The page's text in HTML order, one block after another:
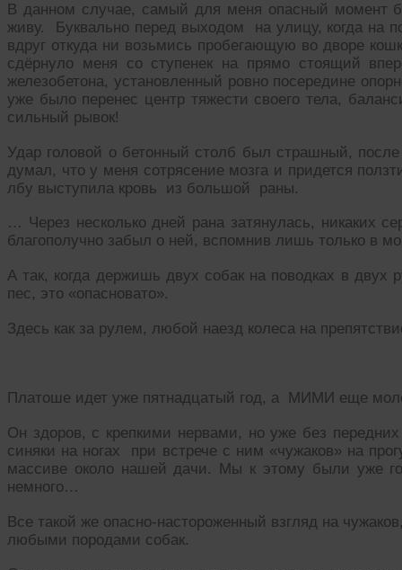
В данном случае, самый для меня опасный момент
живу. Буквально перед выходом на улицу, когда на
вдруг откуда ни возьмись пробегающую во дворе
сдёрнуло меня со ступенек на прямо стоящий
железобетона, установленный ровно посередине
уже было перенес центр тяжести своего тела,
сильный рывок!
Удар головой о бетонный столб был страшный,
думал, что у меня сотрясение мозга и придется
лбу выступила кровь из большой раны.
… Через несколько дней рана затянулась, никаких
благополучно забыл о ней, вспомнив лишь только в
А так, когда держишь двух собак на поводках в двух
пес, это «опасновато».
Здесь как за рулем, любой наезд колеса на
Платоше идет уже пятнадцатый год, а МИМИ еще
Он здоров, с крепкими нервами, но уже без
синяки на ногах при встрече с ним «чужаков» на
массиве около нашей дачи. Мы к этому были уже
немного…
Все такой же опасно-настороженный взгляд на
любыми породами собак.